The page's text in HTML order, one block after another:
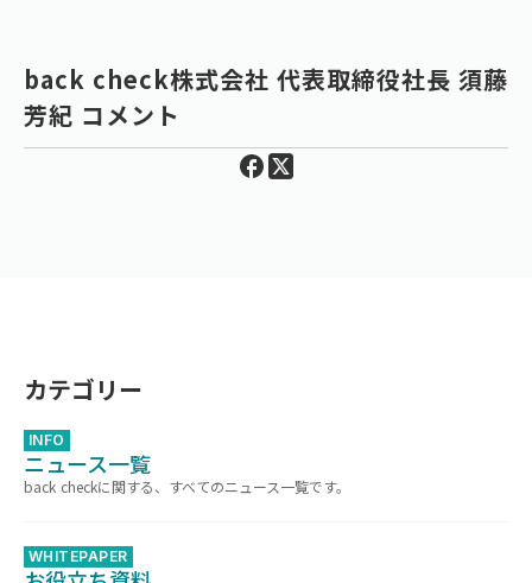
back check株式会社 代表取締役社長 須藤
芳紀 コメント
カテゴリー
INFO
ニュース一覧
back checkに関する、すべてのニュース一覧です。
WHITEPAPER